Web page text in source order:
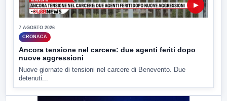
▶
7 AGOSTO 2026
CRONACA
Ancora tensione nel carcere: due agenti feriti dopo
nuove aggressioni
Nuove giornate di tensioni nel carcere di Benevento. Due
detenuti...